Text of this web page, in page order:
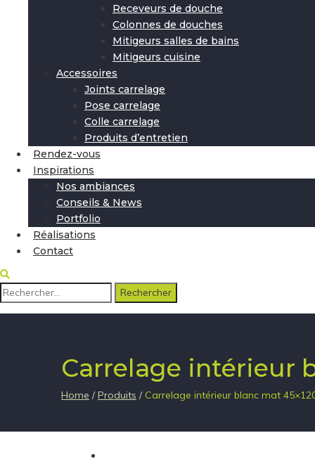
Receveurs de douche
Colonnes de douches
Mitigeurs salles de bains
Mitigeurs cuisine
Accessoires
Joints carrelage
Pose carrelage
Colle carrelage
Produits d’entretien
Rendez-vous
Inspirations
Nos ambiances
Conseils & News
Portfolio
Réalisations
Contact
Rechercher :
Carrelage intérieur
Home / Produits / Carrelage intérieur blanc mat